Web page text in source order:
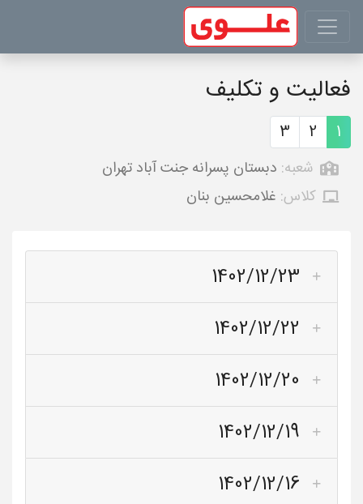
فعالیت و تکلیف
1
2
3
شعبه: دبستان پسرانه جنت آباد تهران
کلاس: غلامحسین بنان
1402/12/23
1402/12/22
1402/12/20
1402/12/19
1402/12/16